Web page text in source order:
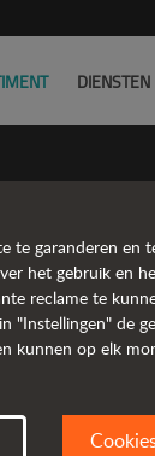
DIENSTEN
te garanderen en
het gebruik en
reclame te
"Instellingen" de
kunnen op elk